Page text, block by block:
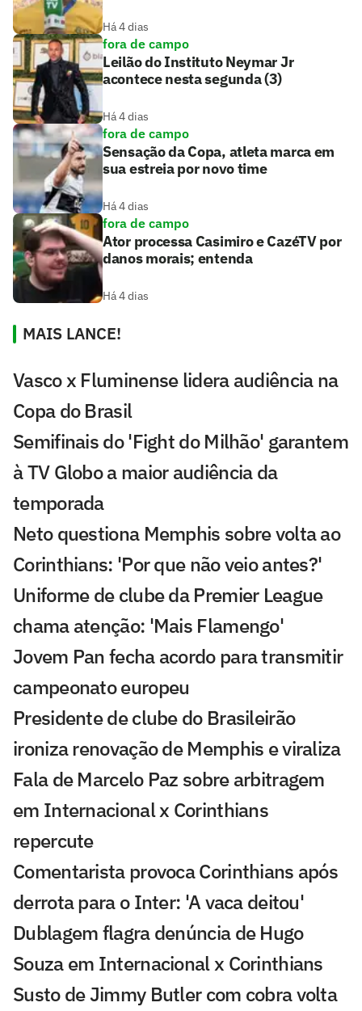
Há 4 dias
fora de campo
Leilão do Instituto Neymar Jr
acontece nesta segunda (3)
Há 4 dias
fora de campo
Sensação da Copa, atleta marca em
sua estreia por novo time
Há 4 dias
fora de campo
Ator processa Casimiro e CazéTV por
danos morais; entenda
Há 4 dias
MAIS LANCE!
Vasco x Fluminense lidera audiência na
Copa do Brasil
Semifinais do 'Fight do Milhão' garantem
à TV Globo a maior audiência da
temporada
Neto questiona Memphis sobre volta ao
Corinthians: 'Por que não veio antes?'
Uniforme de clube da Premier League
chama atenção: 'Mais Flamengo'
Jovem Pan fecha acordo para transmitir
campeonato europeu
Presidente de clube do Brasileirão
ironiza renovação de Memphis e viraliza
Fala de Marcelo Paz sobre arbitragem
em Internacional x Corinthians
repercute
Comentarista provoca Corinthians após
derrota para o Inter: 'A vaca deitou'
Dublagem flagra denúncia de Hugo
Souza em Internacional x Corinthians
Susto de Jimmy Butler com cobra volta